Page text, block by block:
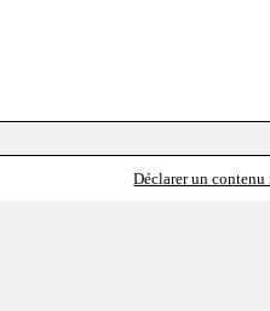
Déclarer un